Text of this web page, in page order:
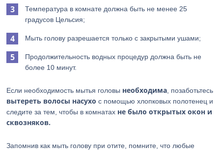
Температура в комнате должна быть не менее 25
градусов Цельсия;
Мыть голову разрешается только с закрытыми ушами;
Продолжительность водных процедур должна быть не
более 10 минут.
Если необходимость мытья головы необходима , позаботьтесь
вытереть волосы насухо с помощью хлопковых полотенец и
следите за тем, чтобы в комнатах не было открытых окон и
сквозняков.
Запомнив как мыть голову при отите, помните, что любые